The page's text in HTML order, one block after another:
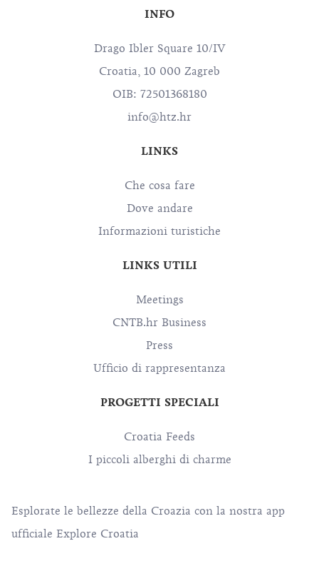
INFO
Drago Ibler Square 10/IV
Croatia, 10 000 Zagreb
OIB: 72501368180
info@htz.hr
LINKS
Che cosa fare
Dove andare
Informazioni turistiche
LINKS UTILI
Meetings
CNTB.hr Business
Press
Ufficio di rappresentanza
PROGETTI SPECIALI
Croatia Feeds
I piccoli alberghi di charme
Esplorate le bellezze della Croazia con la nostra app
ufficiale Explore Croatia